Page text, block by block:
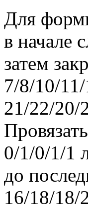
Для
в начале
затем
7/8/10/
21/22/20/
0/1/0/1/1
до
16/18/18/